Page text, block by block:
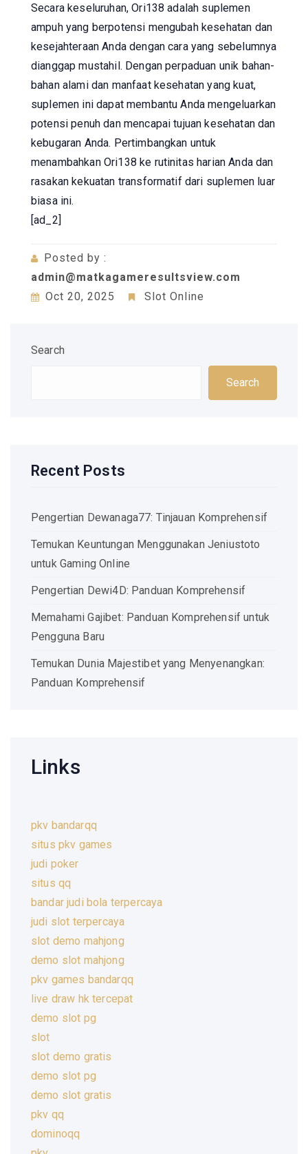
Secara keseluruhan, Ori138 adalah suplemen
ampuh yang berpotensi mengubah kesehatan dan
kesejahteraan Anda dengan cara yang sebelumnya
dianggap mustahil. Dengan perpaduan unik bahan-
bahan alami dan manfaat kesehatan yang kuat,
suplemen ini dapat membantu Anda mengeluarkan
potensi penuh dan mencapai tujuan kesehatan dan
kebugaran Anda. Pertimbangkan untuk
menambahkan Ori138 ke rutinitas harian Anda dan
rasakan kekuatan transformatif dari suplemen luar
biasa ini.
[ad_2]
Posted by :
admin@matkagameresultsview.com
Oct 20, 2025
Slot Online
Search
Search
Recent Posts
Pengertian Dewanaga77: Tinjauan Komprehensif
Temukan Keuntungan Menggunakan Jeniustoto
untuk Gaming Online
Pengertian Dewi4D: Panduan Komprehensif
Memahami Gajibet: Panduan Komprehensif untuk
Pengguna Baru
Temukan Dunia Majestibet yang Menyenangkan:
Panduan Komprehensif
Links
pkv bandarqq
situs pkv games
judi poker
situs qq
bandar judi bola terpercaya
judi slot terpercaya
slot demo mahjong
demo slot mahjong
pkv games bandarqq
live draw hk tercepat
demo slot pg
slot
slot demo gratis
demo slot pg
demo slot gratis
pkv qq
dominoqq